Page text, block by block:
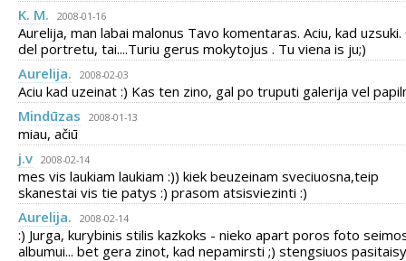
K. M.
2008-01-16
Aurelija, man labai malonus Tavo komentaras. Aciu, kad uzsuki.
del portretu, tai....Turiu gerus mokytojus . Tu viena is ju;)
Aurelija.
2008-02-03
Aciu kad uzeinat :) Kas ten zino, gal po truputi galerija vel
Mindūzas
2008-01-13
miau, ačiū
j.v 2008-02-14
mes vis laukiam laukiam :)) kiek beuzeinam sveciuosna,teip
skanestai vis tie patys :) prasom atsisviezinti :)
Aurelija.
2008-02-14
:) Jurga, kurybinis stilis kazkoks - nieko apart poros foto
albumui... bet gera zinot, kad nepamirsti ;) stengsiuos